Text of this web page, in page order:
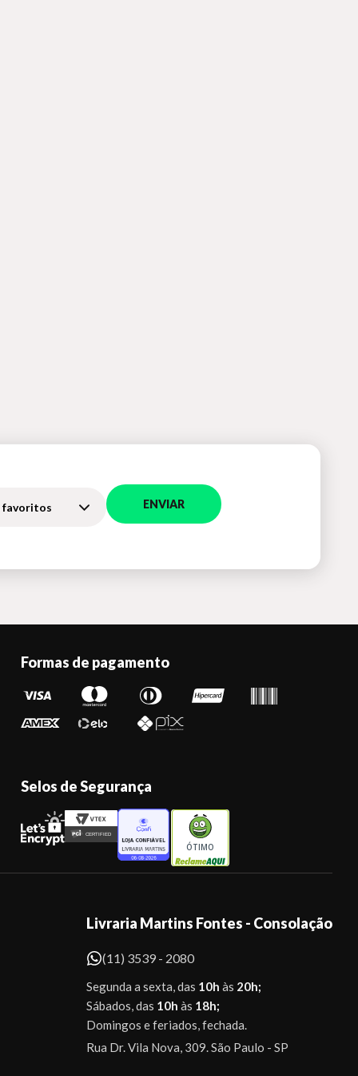
favoritos ENVIAR
Formas de pagamento
Selos de Segurança
ÓTIMO
Livraria Martins Fontes - Consolação
(11) 3539 - 2080
Segunda a sexta, das 10h às 20h;
Sábados, das 10h às 18h;
Domingos e feriados, fechada.
Rua Dr. Vila Nova, 309. São Paulo - SP